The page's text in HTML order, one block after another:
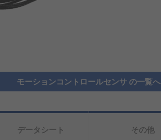
モーションコントロールセンサ の一覧へ
データシート その他